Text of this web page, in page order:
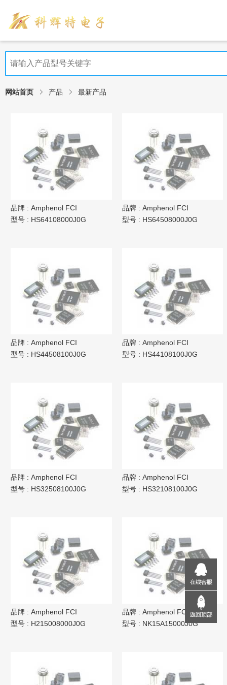
网站首页 产品 最新产品
品牌 : Amphenol FCI
型号 : HS64108000J0G
品牌 : Amphenol FCI
型号 : HS64508000J0G
品牌 : Amphenol FCI
型号 : HS44508100J0G
品牌 : Amphenol FCI
型号 : HS44108100J0G
品牌 : Amphenol FCI
型号 : HS32508100J0G
品牌 : Amphenol FCI
型号 : HS32108100J0G
品牌 : Amphenol FCI
型号 : H215008000J0G
品牌 : Amphenol FCI
型号 : NK15A15000J0G